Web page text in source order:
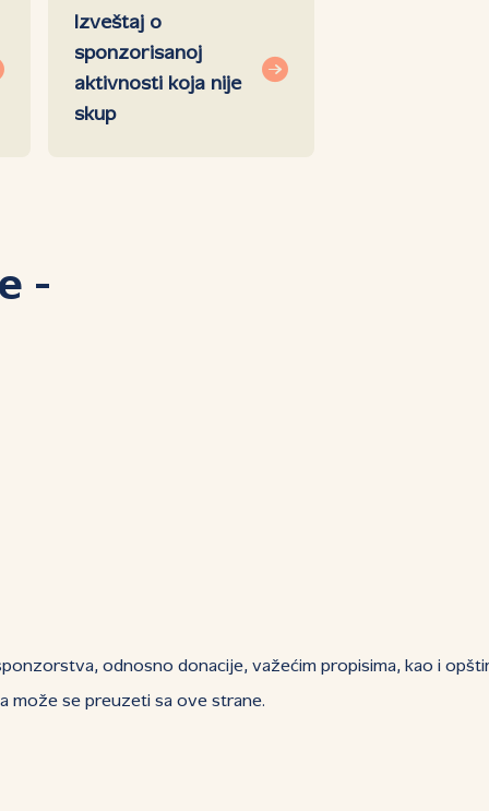
Izveštaj o
sponzorisanoj
aktivnosti koja nije
skup
-
odnosno donacije, važećim propisima, kao i
može se preuzeti sa ove strane.